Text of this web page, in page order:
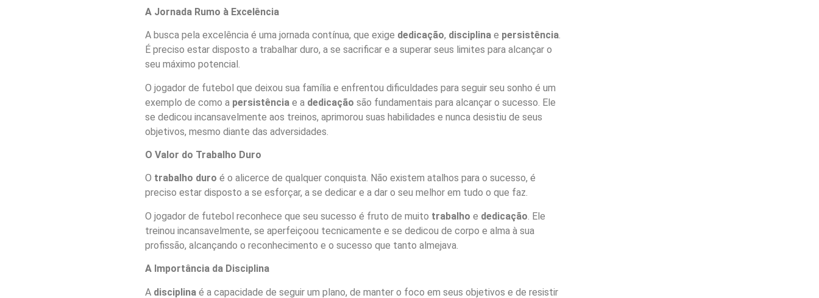
A Jornada Rumo à Excelência
A busca pela excelência é uma jornada contínua, que exige dedicação, disciplinae persistência.
É preciso estar disposto a trabalhar duro, a se sacrificar e a superar seus limites para alcançar o
seu máximo potencial.
O jogador de futebol que deixou sua família e enfrentou dificuldades para seguir seu sonho é um
exemplo de como a persistênciae a dedicação são fundamentais para alcançar o sucesso. Ele
se dedicou incansavelmente aos treinos, aprimorou suas habilidades e nunca desistiu de seus
objetivos, mesmo diante das adversidades.
O Valor do Trabalho Duro
O trabalho duro é o alicerce de qualquer conquista. Não existem atalhos para o sucesso, é
preciso estar disposto a se esforçar, a se dedicar e a dar o seu melhor em tudo o que faz.
O jogador de futebol reconhece que seu sucesso é fruto de muito trabalho e dedicação . Ele
treinou incansavelmente, se aperfeiçoou tecnicamente e se dedicou de corpo e alma à sua
profissão, alcançando o reconhecimento e o sucesso que tanto almejava.
A Importância da Disciplina
A disciplinaé a capacidade de seguir um plano, de manter o foco em seus objetivos e de resistir